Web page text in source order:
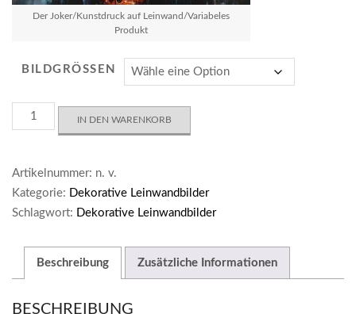
Der Joker/Kunstdruck auf Leinwand/Variabeles
Produkt
BILDGRÖSSEN
Joker
IN DEN WARENKORB
Artikelnummer: n. v.
Kategorie: Dekorative Leinwandbilder
Schlagwort: Dekorative Leinwandbilder
Beschreibung Zusätzliche Informationen
BESCHREIBUNG